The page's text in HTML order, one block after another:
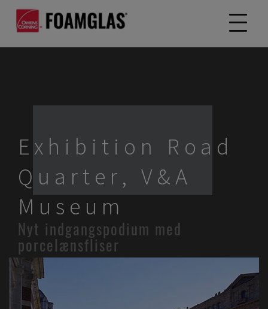
Exhibition Road
Quarter, V&A
Museum
Nyt indgangspodium med
porcelænsfliser